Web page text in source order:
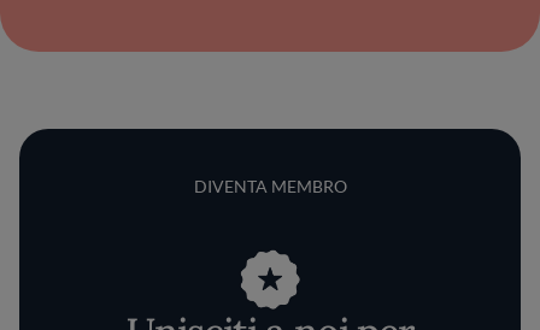
DIVENTA MEMBRO